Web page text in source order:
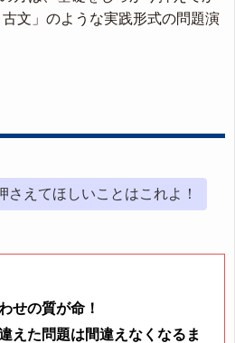
文」のような実践形式の問題演
さえてほしいことはこれよ！
せの質が命！
えた問題は間違えなくなるま